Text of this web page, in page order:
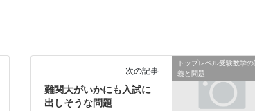
トップレベル受験数学の
義と問題
次の記事
難関大がいかにも入試に
出しそうな問題